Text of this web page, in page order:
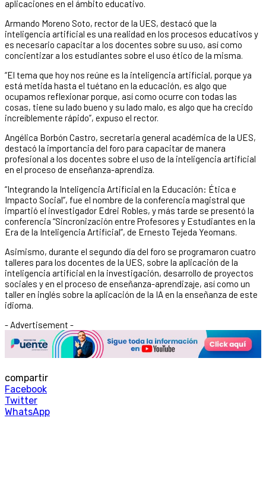
aplicaciones en el ámbito educativo.
Armando Moreno Soto, rector de la UES, destacó que la
inteligencia artificial es una realidad en los procesos educativos y
es necesario capacitar a los docentes sobre su uso, así como
concientizar a los estudiantes sobre el uso ético de la misma.
“El tema que hoy nos reúne es la inteligencia artificial, porque ya
está metida hasta el tuétano en la educación, es algo que
ocupamos reflexionar porque, así como ocurre con todas las
cosas, tiene su lado bueno y su lado malo, es algo que ha crecido
increíblemente rápido”, expuso el rector.
Angélica Borbón Castro, secretaria general académica de la UES,
destacó la importancia del foro para capacitar de manera
profesional a los docentes sobre el uso de la inteligencia artificial
en el proceso de enseñanza-aprendiza.
“Integrando la Inteligencia Artificial en la Educación: Ética e
Impacto Social”, fue el nombre de la conferencia magistral que
impartió el investigador Edrei Robles, y más tarde se presentó la
conferencia “Sincronización entre Profesores y Estudiantes en la
Era de la Inteligencia Artificial”, de Ernesto Tejeda Yeomans.
Asimismo, durante el segundo día del foro se programaron cuatro
talleres para los docentes de la UES, sobre la aplicación de la
inteligencia artificial en la investigación, desarrollo de proyectos
sociales y en el proceso de enseñanza-aprendizaje, así como un
taller en inglés sobre la aplicación de la IA en la enseñanza de este
idioma.
- Advertisement -
compartir
Facebook
Twitter
WhatsApp